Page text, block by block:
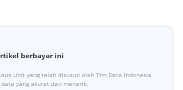
berbayar ini
Unit yang telah disusun oleh Tim Data Indonesia
yang akurat dan menarik.